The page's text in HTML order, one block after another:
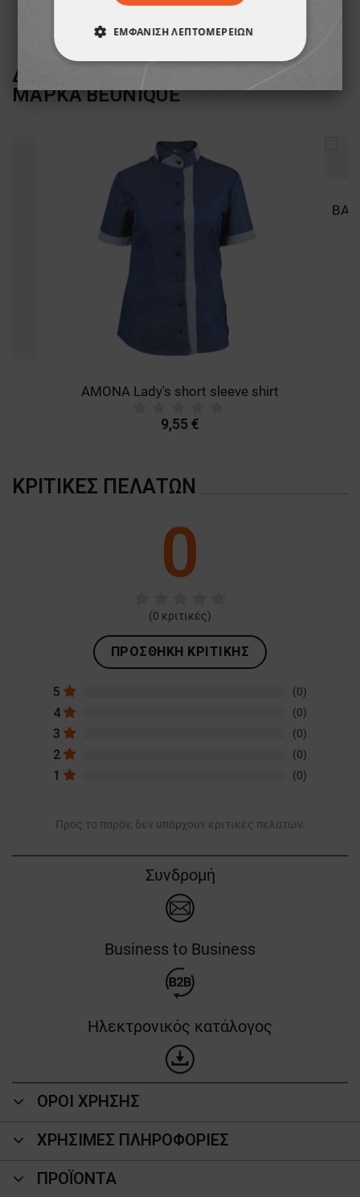
29,81 €
ΔΕΙΤΕ ΠΕΡΙΣΣΟΤΕΡΑ ΑΠΟ ΤΗ
ΜΑΡΚΑBEUNIQUE
AMONA Lady's short sleeve shirt
9,55 €
ΚΡΙΤΙΚΈΣ ΠΕΛΑΤΏΝ
0
(0 κριτικές)
ΠΡΟΣΘΉΚΗ ΚΡΙΤΙΚΉΣ
5 (0)
4 (0)
3 (0)
2 (0)
1 (0)
Προς το παρόν, δεν υπάρχουν κριτικές πελατών.
Συνδρομή
Business to Business
Ηλεκτρονικός κατάλογος
ΟΡΟΙ ΧΡΗΣΗΣ
ΧΡΗΣΙΜΕΣ ΠΛΗΡΟΦΟΡΙΕΣ
ΠΡΟΪΌΝΤΑ
ΕΜΦΆΝΙΣΗ ΛΕΠΤΟΜΕΡΕΙΏΝ
ΑΠΟΛΎΤΩΣ ΑΠΑΡΑΊΤΗΤΑ
ΑΠΌΔΟΣΗΣ
ΛΕΙΤΟΥΡΓΙΚΌΤΗΤΑΣ
ΜΗ ΤΑΞΙΝΟΜΗΜΈΝΑ